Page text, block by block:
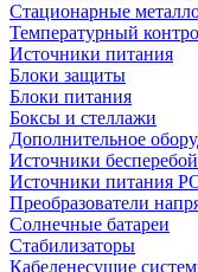
Стационарные
Температурный
Источники питания
Блоки защиты
Блоки питания
Боксы и стеллажи
Дополнительное
Источники
Источники питания
Преобразователи
Солнечные батареи
Стабилизаторы
Кабеленесущие